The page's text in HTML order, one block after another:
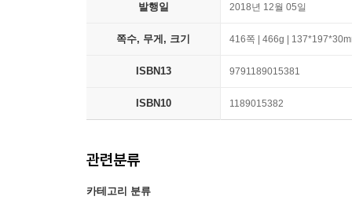
발행일 2018년 12월 05일
쪽수, 무게, 크기 416쪽 | 466g |
ISBN13 9791189015381
ISBN10 1189015382
관련분류
카테고리 분류